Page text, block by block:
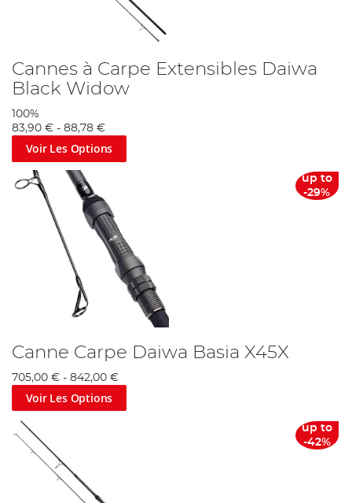
Cannes à Carpe Extensibles Daiwa
Black Widow
100%
83,90 € - 88,78 €
Voir Les Options
up to
-29%
Canne Carpe Daiwa Basia X45X
705,00 € - 842,00 €
Voir Les Options
up to
-42%